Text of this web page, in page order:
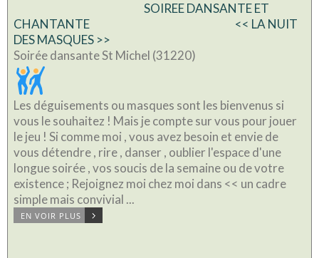
SOIREE DANSANTE ET
CHANTANTE << LA NUIT
DES MASQUES >>
Soirée dansante St Michel (31220)
Les déguisements ou masques sont les bienvenus si
vous le souhaitez ! Mais je compte sur vous pour jouer
le jeu ! Si comme moi , vous avez besoin et envie de
vous détendre , rire , danser , oublier l'espace d'une
longue soirée , vos soucis de la semaine ou de votre
existence ; Rejoignez moi chez moi dans << un cadre
simple mais convivial ...
EN VOIR PLUS